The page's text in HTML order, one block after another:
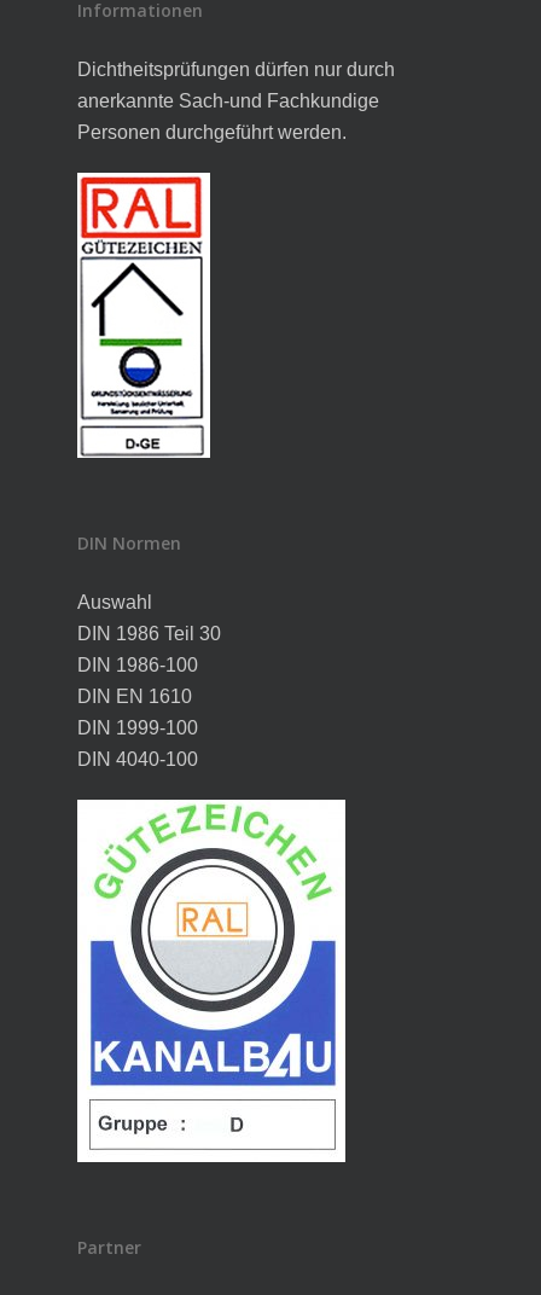
Informationen
Dichtheitsprüfungen dürfen nur durch
anerkannte Sach-und Fachkundige
Personen durchgeführt werden.
DIN Normen
Auswahl
DIN 1986 Teil 30
DIN 1986-100
DIN EN 1610
DIN 1999-100
DIN 4040-100
Partner